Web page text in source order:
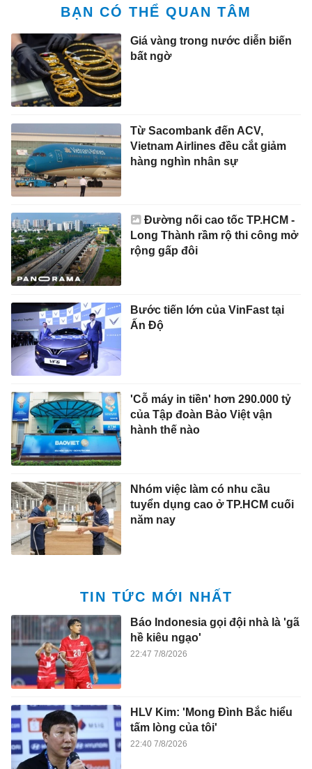
BẠN CÓ THỂ QUAN TÂM
Giá vàng trong nước diễn biến
bất ngờ
Từ Sacombank đến ACV,
Vietnam Airlines đều cắt giảm
hàng nghìn nhân sự
Đường nối cao tốc TP.HCM -
Long Thành rầm rộ thi công mở
rộng gấp đôi
Bước tiến lớn của VinFast tại
Ấn Độ
'Cỗ máy in tiền' hơn 290.000 tỷ
của Tập đoàn Bảo Việt vận
hành thế nào
Nhóm việc làm có nhu cầu
tuyển dụng cao ở TP.HCM cuối
năm nay
TIN TỨC MỚI NHẤT
Báo Indonesia gọi đội nhà là 'gã
hề kiêu ngạo'
22:47 7/8/2026
HLV Kim: 'Mong Đình Bắc hiểu
tấm lòng của tôi'
22:40 7/8/2026